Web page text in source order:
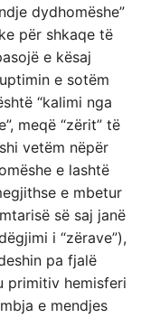
dydhomëshe”
për shkaqe të
e kësaj
e sotëm
“kalimi nga
meqë “zërit” të
vetëm nëpër
e lashtë
e mbetur
së saj janë
i “zërave”),
pa fjalë
primitiv hemisferi
e mendjes